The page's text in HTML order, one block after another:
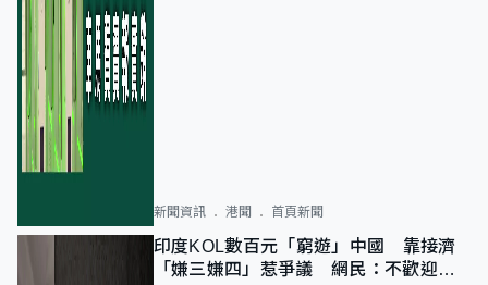
新聞資訊 港聞 首頁新聞
印度KOL數百元「窮遊」中國 靠接濟
「嫌三嫌四」惹爭議 網民：不歡迎劣